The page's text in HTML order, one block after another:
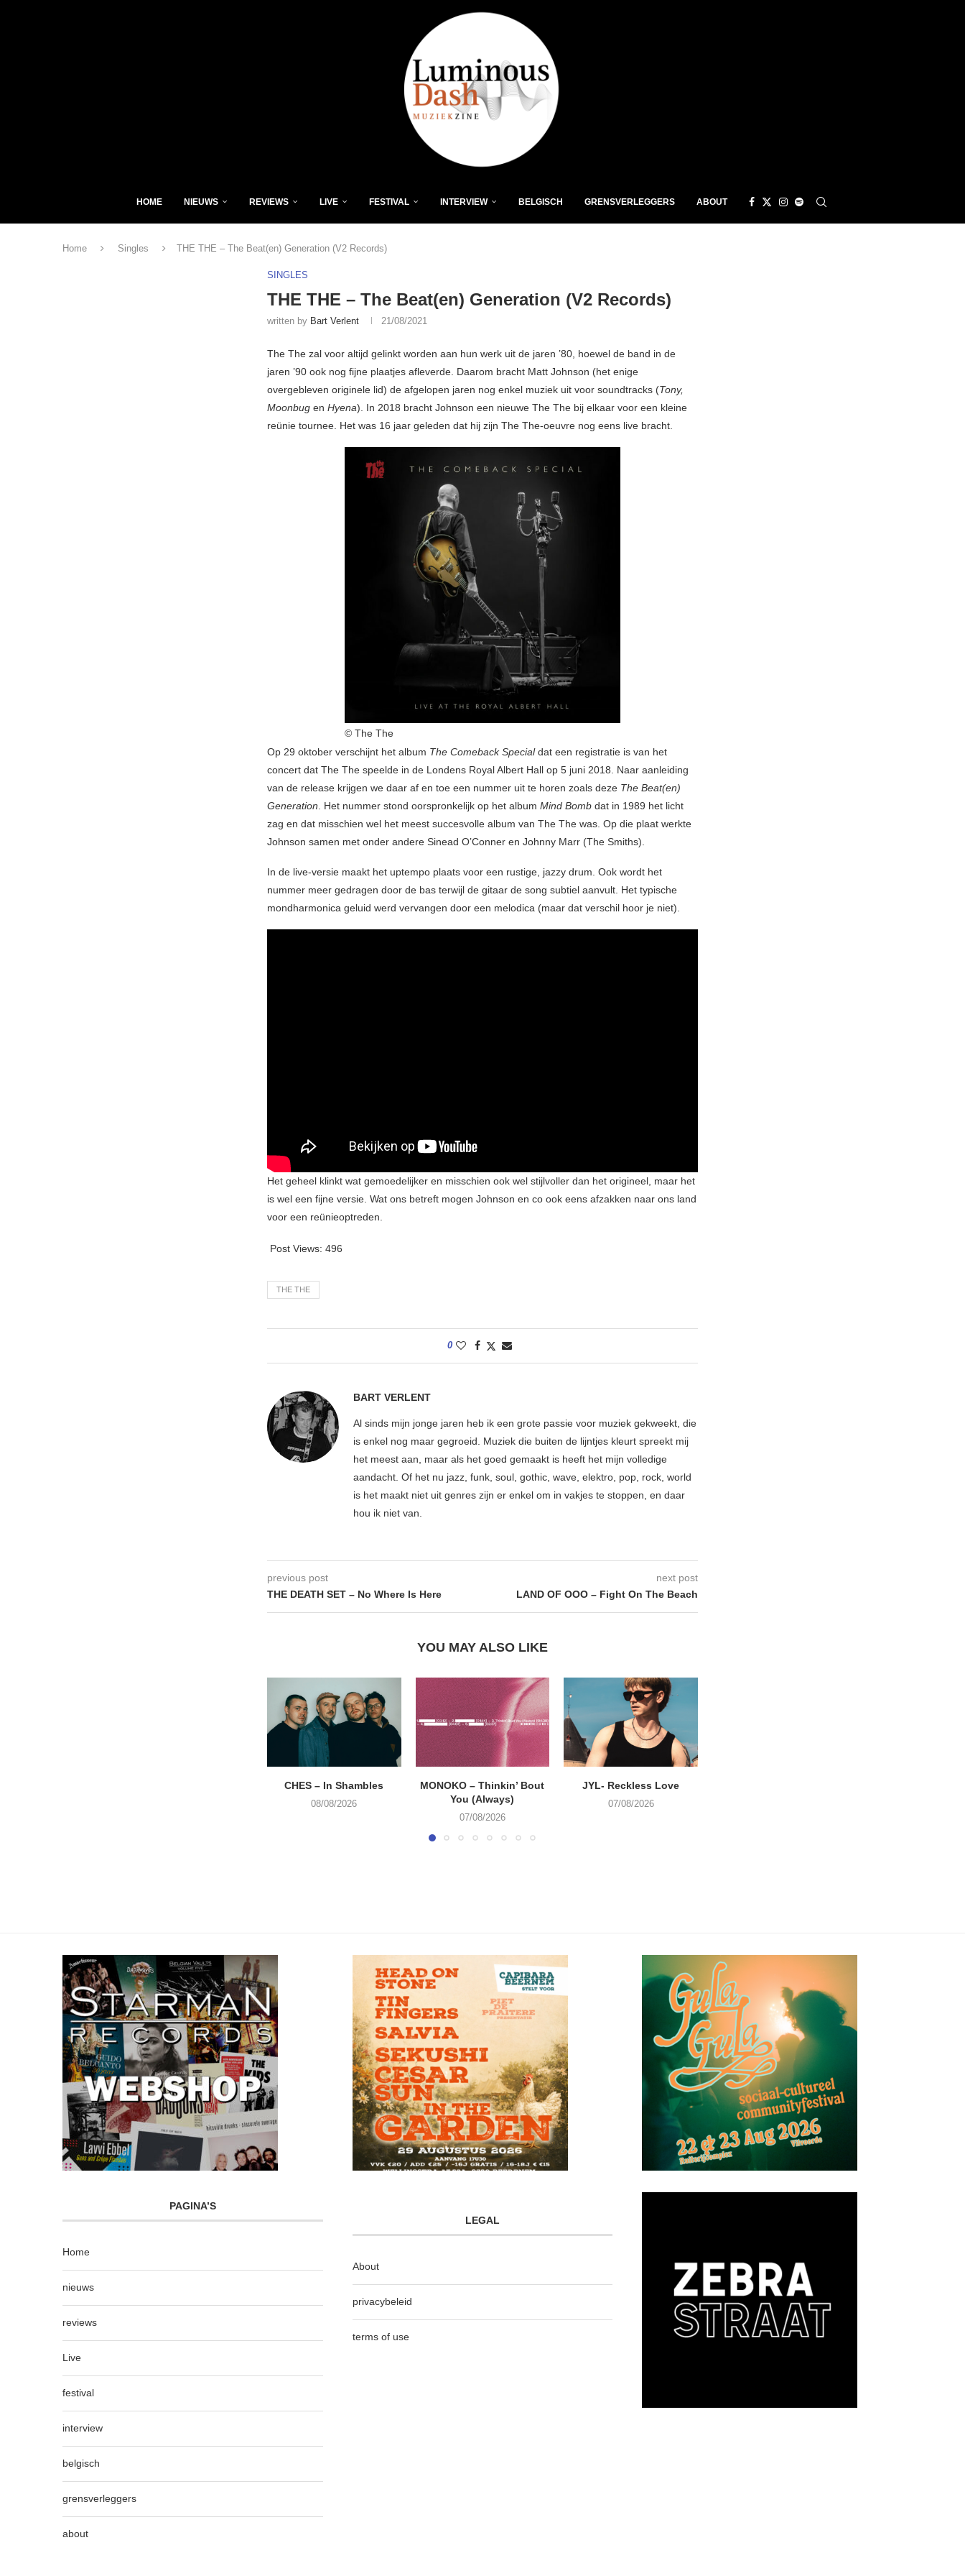
HOME NIEUWS REVIEWS LIVE FESTIVAL INTERVIEW BELGISCH GRENSVERLEGGERS ABOUT
Home Singles THE THE – The Beat(en) Generation (V2 Records)
SINGLES
THE THE – The Beat(en) Generation (V2 Records)
written by Bart Verlent 21/08/2021
The The zal voor altijd gelinkt worden aan hun werk uit de jaren ’80, hoewel de band in de
jaren ’90 ook nog fijne plaatjes afleverde. Daarom bracht Matt Johnson (het enige
overgebleven originele lid) de afgelopen jaren nog enkel muziek uit voor soundtracks (Tony,
Moonbug en Hyena). In 2018 bracht Johnson een nieuwe The The bij elkaar voor een kleine
reünie tournee. Het was 16 jaar geleden dat hij zijn The The-oeuvre nog eens live bracht.
© The The
Op 29 oktober verschijnt het album The Comeback Specialdat een registratie is van het
concert dat The The speelde in de Londens Royal Albert Hall op 5 juni 2018. Naar aanleiding
van de release krijgen we daar af en toe een nummer uit te horen zoals deze The Beat(en)
Generation. Het nummer stond oorspronkelijk op het album Mind Bomb dat in 1989 het licht
zag en dat misschien wel het meest succesvolle album van The The was. Op die plaat werkte
Johnson samen met onder andere Sinead O’Conner en Johnny Marr (The Smiths).
In de live-versie maakt het uptempo plaats voor een rustige, jazzy drum. Ook wordt het
nummer meer gedragen door de bas terwijl de gitaar de song subtiel aanvult. Het typische
mondharmonica geluid werd vervangen door een melodica (maar dat verschil hoor je niet).
Het geheel klinkt wat gemoedelijker en misschien ook wel stijlvoller dan het origineel, maar het
is wel een fijne versie. Wat ons betreft mogen Johnson en co ook eens afzakken naar ons land
voor een reünieoptreden.
Post Views: 496
THE THE
0
BART VERLENT
Al sinds mijn jonge jaren heb ik een grote passie voor muziek gekweekt, die
is enkel nog maar gegroeid. Muziek die buiten de lijntjes kleurt spreekt mij
het meest aan, maar als het goed gemaakt is heeft het mijn volledige
aandacht. Of het nu jazz, funk, soul, gothic, wave, elektro, pop, rock, world
is het maakt niet uit genres zijn er enkel om in vakjes te stoppen, en daar
hou ik niet van.
previous post
THE DEATH SET – No Where Is Here
next post
LAND OF OOO – Fight On The Beach
YOU MAY ALSO LIKE
CHES – In Shambles
08/08/2026
MONOKO – Thinkin’ Bout
You (Always)
07/08/2026
JYL- Reckless Love
07/08/2026
PAGINA’S
Home
nieuws
reviews
Live
festival
interview
belgisch
grensverleggers
about
LEGAL
About
privacybeleid
terms of use